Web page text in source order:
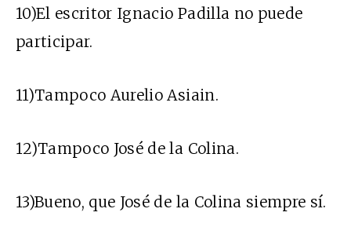
10)El escritor Ignacio Padilla no puede
participar.
11)Tampoco Aurelio Asiain.
12)Tampoco José de la Colina.
13)Bueno, que José de la Colina siempre sí.